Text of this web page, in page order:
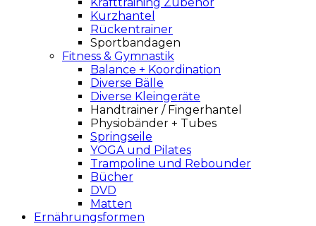
Kurzhantel
Rückentrainer
Sportbandagen
Fitness & Gymnastik
Balance + Koordination
Diverse Bälle
Diverse Kleingeräte
Handtrainer / Fingerhantel
Physiobänder + Tubes
Springseile
YOGA und Pilates
Trampoline und Rebounder
Bücher
DVD
Matten
Ernährungsformen